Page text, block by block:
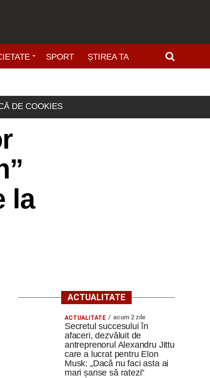
SPORT ȘTIREA TA
DE COOKIES
la
ACTUALITATE
ACTUALITATE acum 2 zile
Secretul succesului în
afaceri, dezvăluit de
antreprenorul Alexandru Jittu
care a lucrat pentru Elon
Musk: „Dacă nu faci asta ai
mari șanse să ratezi”